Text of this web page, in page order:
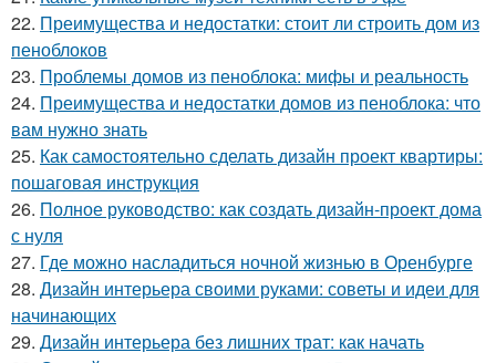
22. Преимущества и недостатки: стоит ли строить дом из
пеноблоков
23. Проблемы домов из пеноблока: мифы и реальность
24. Преимущества и недостатки домов из пеноблока: что
вам нужно знать
25. Как самостоятельно сделать дизайн проект квартиры:
пошаговая инструкция
26. Полное руководство: как создать дизайн-проект дома
с нуля
27. Где можно насладиться ночной жизнью в Оренбурге
28. Дизайн интерьера своими руками: советы и идеи для
начинающих
29. Дизайн интерьера без лишних трат: как начать